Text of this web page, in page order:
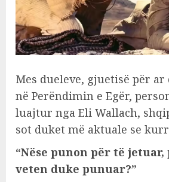
Mes dueleve, gjuetisë për
në Perëndimin e Egër,
luajtur nga Eli Wallach,
sot duket më aktuale se
“Nëse punon për të jetuar,
veten duke punuar?”